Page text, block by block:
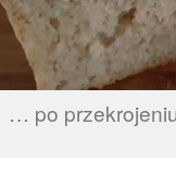
… po